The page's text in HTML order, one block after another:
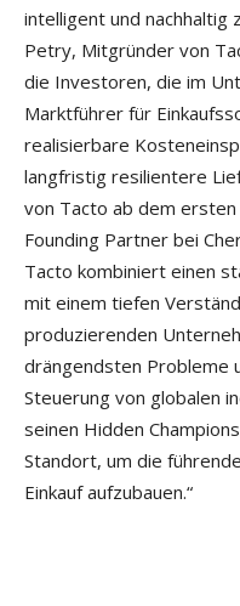
intelligent und nachhaltig
Petry, Mitgründer von
die Investoren, die im
Marktführer für
realisierbare
langfristig resilientere
von Tacto ab dem ersten
Founding Partner bei
Tacto kombiniert einen
mit einem tiefen
produzierenden
drängendsten Probleme
Steuerung von globalen
seinen Hidden
Standort, um die
Einkauf aufzubauen.“